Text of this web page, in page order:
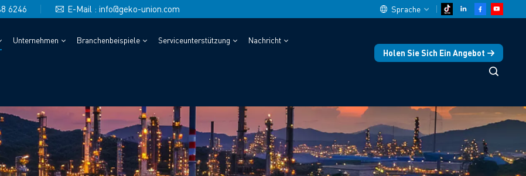
6246 E-Mail : info@geko-union.com Sprache
English
español
Deutsch
العربية
Unternehmen Branchenbeispiele Serviceunterstützung Nachricht
Holen Sie Sich Ein Angebot